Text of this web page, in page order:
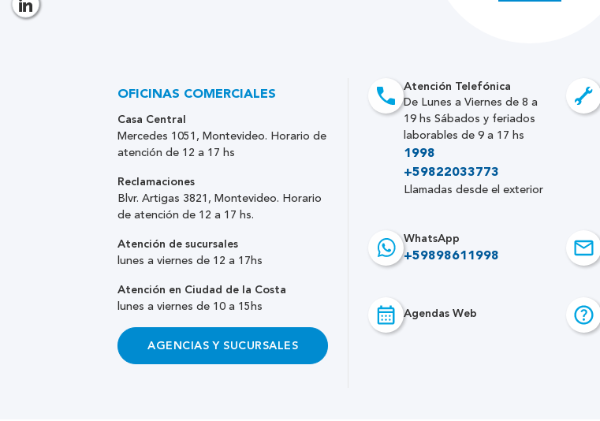
Atención Telefónica
De Lunes a Viernes de 8 a
19 hs Sábados y feriados
laborables de 9 a 17 hs
1998
+59822033773
Llamadas desde el exterior
WhatsApp
+59898611998
Agendas Web
OFICINAS COMERCIALES
Casa Central
Mercedes 1051, Montevideo. Horario de
atención de 12 a 17 hs
Reclamaciones
Blvr. Artigas 3821, Montevideo. Horario
de atención de 12 a 17 hs.
Atención de sucursales
lunes a viernes de 12 a 17hs
Atención en Ciudad de la Costa
lunes a viernes de 10 a 15hs
AGENCIAS Y SUCURSALES